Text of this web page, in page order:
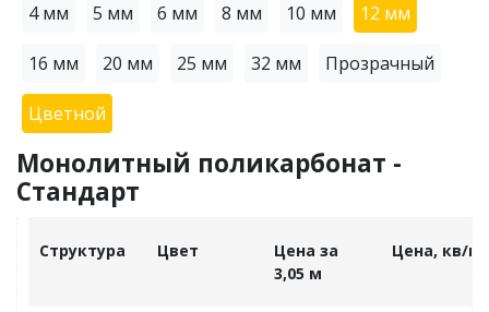
4 мм 5 мм 6 мм 8 мм 10 мм 12 мм
16 мм 20 мм 25 мм 32 мм Прозрачный
Цветной
Монолитный поликарбонат -
Стандарт
Структура Цвет
Цена за
3,05 м
Цена, кв/м